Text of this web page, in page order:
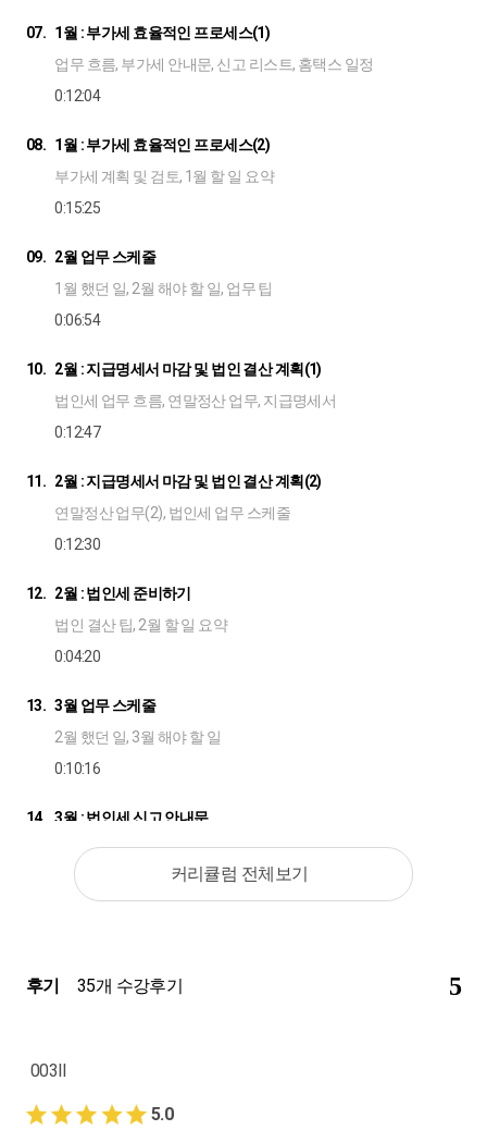
07. 1월 : 부가세 효율적인 프로세스(1)
업무 흐름, 부가세 안내문, 신고 리스트, 홈택스 일정
0:12:04
08. 1월 : 부가세 효율적인 프로세스(2)
부가세 계획 및 검토, 1월 할 일 요약
0:15:25
09. 2월 업무 스케줄
1월 했던 일, 2월 해야 할 일, 업무 팁
0:06:54
10. 2월 : 지급명세서 마감 및 법인 결산 계획(1)
법인세 업무 흐름, 연말정산 업무, 지급명세서
0:12:47
11. 2월 : 지급명세서 마감 및 법인 결산 계획(2)
연말정산 업무(2), 법인세 업무 스케줄
0:12:30
12. 2월 : 법인세 준비하기
법인 결산 팁, 2월 할 일 요약
0:04:20
13. 3월 업무 스케줄
2월 했던 일, 3월 해야 할 일
0:10:16
14.
3월 : 법인세 신고 안내문
업체에 발송할 신고 안내문
0:07:59
0:06:24
법인세 안내문을 따라 효율적 일하는 팁
0:06:56
커리큘럼 전체보기
후기 35개 수강후기 5
003ll
5.0